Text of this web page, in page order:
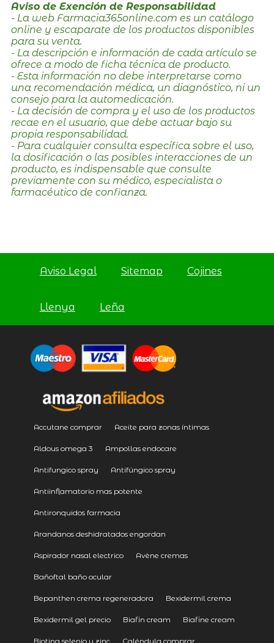
Aviso de Exención de Responsabilidad
- La web Farmacia365online.com es un catálogo
online y escaparate de los productos disponibles
para su venta.
- La descripción e información de cada artículo se
ofrece a modo de ficha técnica de producto.
- Esta información no debe interpretarse como
una recomendación médica, un diagnóstico, ni un
consejo para la automedicación.
- La decisión de compra y el uso de los productos
recae en el usuario, que debe actuar bajo su
propia responsabilidad.
- Para cualquier consulta específica sobre el uso,
la dosificación o las posibles interacciones de un
producto, es indispensable que consulte
previamente con su médico, especialista o
farmacéutico de confianza.
Aviso Legal Sitemap Cojines
Llenya Leña
Accutane comprar Aceite para zonas íntimas
Aldous omega 3 Ampollas endocare
Antifungico spray Antifúngico spray
Antiinflamatorio mas potente
Antironquidos farmacia
Arandanos deshidratados engordan
Aspirador nasal electrico Avène cremas
Bañoftal baño ocular
Bepanthen crema regeneradora Bexidermil crema
Bexidermil gel precio Biafin cream Biafine cream
Biotina selenio y zinc Caléndula comprar